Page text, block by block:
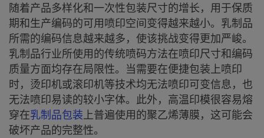
随着产品多样化和一次性包装尺寸的增长，用于保质
期和生产编码的可用喷印空间变得越来越小。乳制品
所需的编码信息越来越多，使该挑战变得更加严峻。
乳制品行业所使用的传统喷码方法在喷印尺寸和编码
质量方面均存在局限性。当需要在便捷包装上喷印
时，烫印机或滚印机等技术均无法喷印可变信息，也
无法喷印易读的较小字体。此外，高温印模很容易熔
穿在乳制品包装上普遍使用的聚乙烯薄膜，这可能会
破坏产品的完整性。